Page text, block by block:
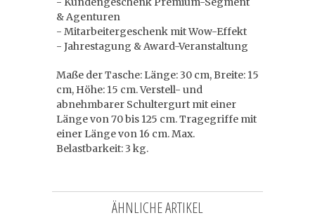
& Agenturen
- Mitarbeitergeschenk mit Wow-Effekt
- Jahrestagung & Award-Veranstaltung
Maße der Tasche: Länge: 30 cm, Breite: 15
cm, Höhe: 15 cm. Verstell- und
abnehmbarer Schultergurt mit einer
Länge von 70 bis 125 cm. Tragegriffe mit
einer Länge von 16 cm. Max.
Belastbarkeit: 3 kg.
ÄHNLICHE ARTIKEL